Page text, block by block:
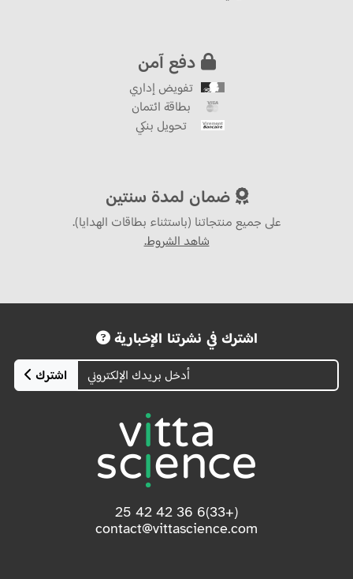
دفع آمن
تفويض إداري
بطاقة ائتمان
تحويل بنكي
ضمان لمدة سنتين
على جميع منتجاتنا (باستثناء بطاقات الهدايا).
شاهد الشروط.
اشترك في نشرتنا الإخبارية
اشترك
(+33)6 36 42 42 25
contact@vittascience.com